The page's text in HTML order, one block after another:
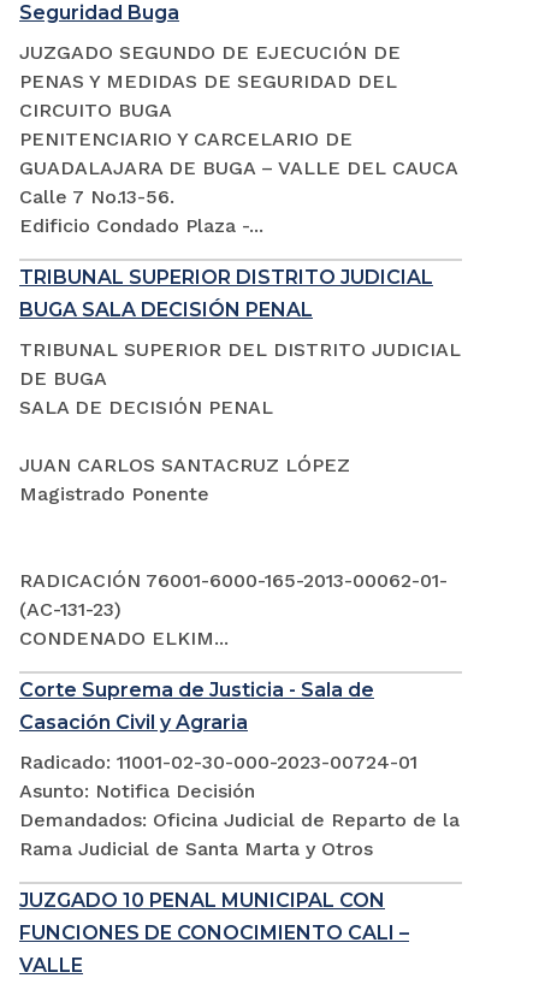
Seguridad Buga
JUZGADO SEGUNDO DE EJECUCIÓN DE
PENAS Y MEDIDAS DE SEGURIDAD DEL
CIRCUITO BUGA
PENITENCIARIO Y CARCELARIO DE
GUADALAJARA DE BUGA – VALLE DEL CAUCA
Calle 7 No.13-56.
Edificio Condado Plaza -...
TRIBUNAL SUPERIOR DISTRITO JUDICIAL
BUGA SALA DECISIÓN PENAL
TRIBUNAL SUPERIOR DEL DISTRITO JUDICIAL
DE BUGA
SALA DE DECISIÓN PENAL
JUAN CARLOS SANTACRUZ LÓPEZ
Magistrado Ponente
RADICACIÓN 76001-6000-165-2013-00062-01-
(AC-131-23)
CONDENADO ELKIM...
Corte Suprema de Justicia - Sala de
Casación Civil y Agraria
Radicado: 11001-02-30-000-2023-00724-01
Asunto: Notifica Decisión
Demandados: Oficina Judicial de Reparto de la
Rama Judicial de Santa Marta y Otros
JUZGADO 10 PENAL MUNICIPAL CON
FUNCIONES DE CONOCIMIENTO CALI –
VALLE